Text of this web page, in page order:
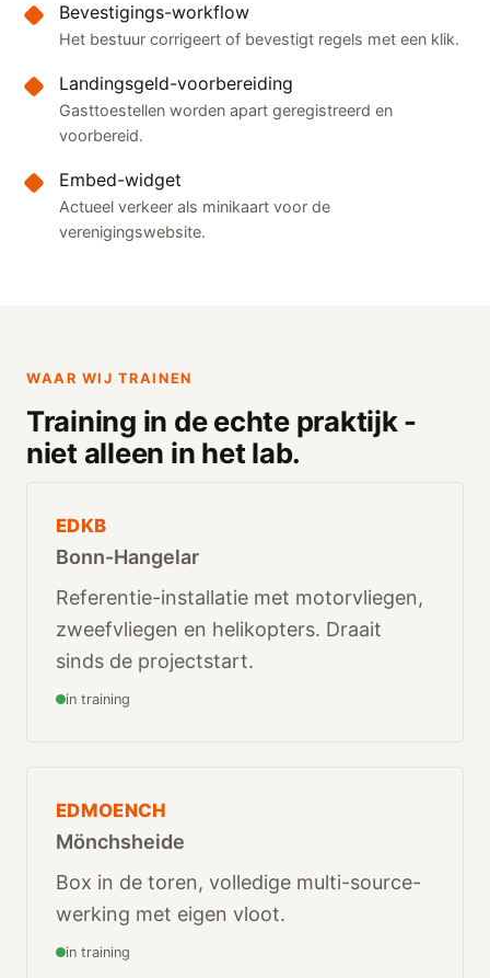
Bevestigings-workflow
Het bestuur corrigeert of bevestigt regels met een klik.
Landingsgeld-voorbereiding
Gasttoestellen worden apart geregistreerd en
voorbereid.
Embed-widget
Actueel verkeer als minikaart voor de
verenigingswebsite.
WAAR WIJ TRAINEN
Training in de echte praktijk -
niet alleen in het lab.
EDKB
Bonn-Hangelar
Referentie-installatie met motorvliegen,
zweefvliegen en helikopters. Draait
sinds de projectstart.
in training
EDMOENCH
Mönchsheide
Box in de toren, volledige multi-source-
werking met eigen vloot.
in training